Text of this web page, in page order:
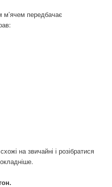
м’ячем передбачає
на звичайні і розібратися